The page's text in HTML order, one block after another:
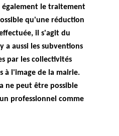
également le traitement
qu'une réduction
il s'agit du
a aussi les subventions
par les collectivités
à l'image de la mairie.
ne peut être possible
professionnel comme